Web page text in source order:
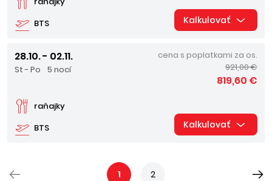
BTS Kalkulovať
28.10. - 02.11.
St - Po 5 nocí
BTS
raňajky
cena s poplatkami za os.
921,00 €
819,60 €
Kalkulovať
1 2